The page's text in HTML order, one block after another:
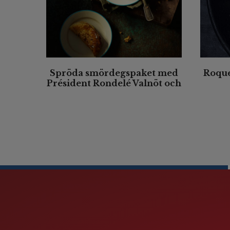
Spröda smördegspaket med
Président Rondelé Valnöt och